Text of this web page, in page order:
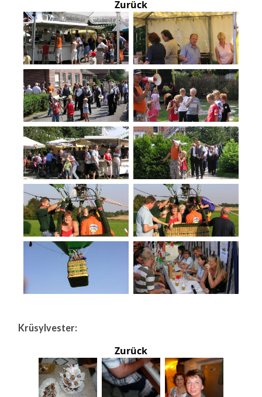
Zurück
Krüsylvester:
Zurück